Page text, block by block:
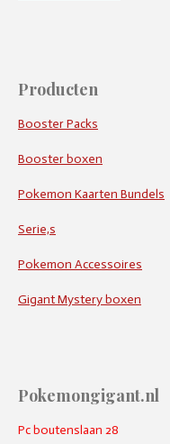
Producten
Booster Packs
Booster boxen
Pokemon Kaarten Bundels
Serie,s
Pokemon Accessoires
Gigant Mystery boxen
Pokemongigant.nl
Pc boutenslaan 28